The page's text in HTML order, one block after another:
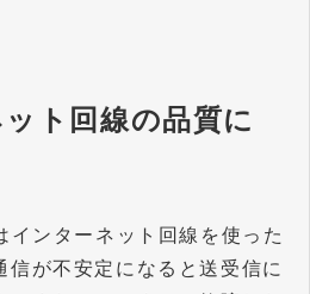
ト回線の品質に
インターネット回線を使った
信が不安定になると送受信に